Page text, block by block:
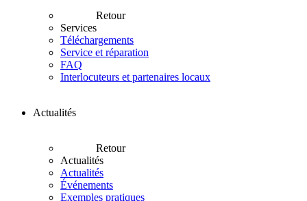
Retour
Services
Téléchargements
Service et réparation
FAQ
Interlocuteurs et partenaires locaux
Actualités
Retour
Actualités
Actualités
Événements
Exemples pratiques